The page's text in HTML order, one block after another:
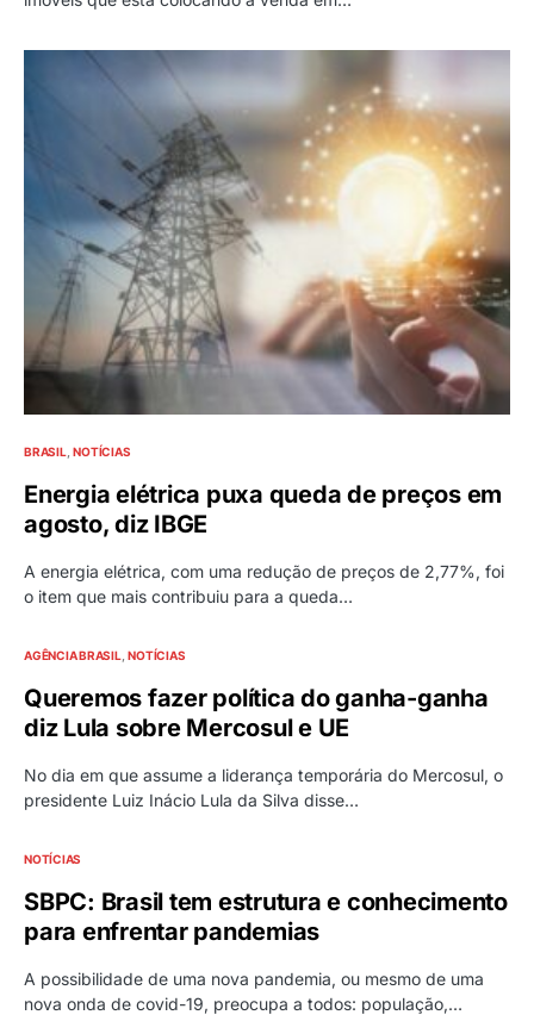
BRASIL NOTÍCIAS
Energia elétrica puxa queda de preços em
agosto, diz IBGE
A energia elétrica, com uma redução de preços de 2,77%, foi
o item que mais contribuiu para a queda…
AGÊNCIA BRASIL NOTÍCIAS
Queremos fazer política do ganha-ganha
diz Lula sobre Mercosul e UE
No dia em que assume a liderança temporária do Mercosul, o
presidente Luiz Inácio Lula da Silva disse…
NOTÍCIAS
SBPC: Brasil tem estrutura e conhecimento
para enfrentar pandemias
A possibilidade de uma nova pandemia, ou mesmo de uma
nova onda de covid-19, preocupa a todos: população,…